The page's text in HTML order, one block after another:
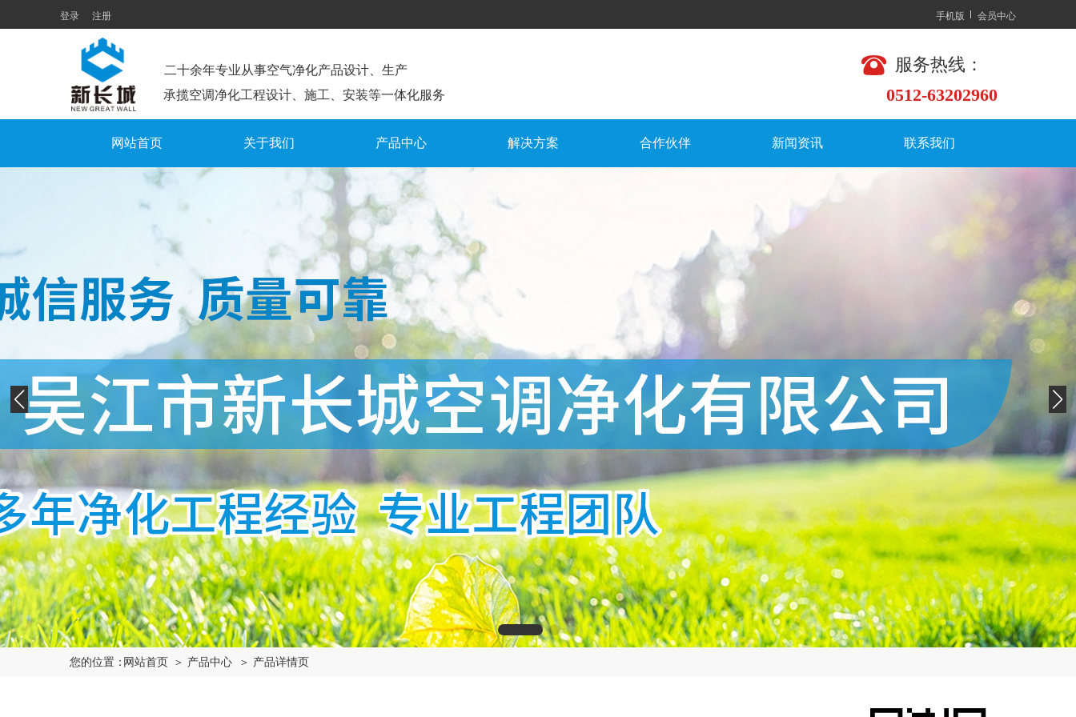
登录 注册 手机版 会员中心
0512-63202960
服务热线：
二十余年专业从事空气净化产品设计、生产
承揽空调净化工程设计、施工、安装等一体化服务
网站首页 关于我们 产品中心 解决方案 合作伙伴 新闻资讯 联系我们
您的位置：网站首页 ＞ 产品中心 ＞ 产品详情页